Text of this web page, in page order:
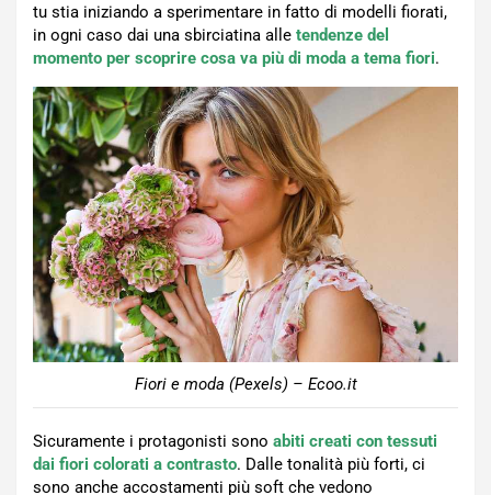
tu stia iniziando a sperimentare in fatto di modelli fiorati,
in ogni caso dai una sbirciatina alle tendenze del
momento per scoprire cosa va più di moda a tema fiori.
Fiori e moda (Pexels) – Ecoo.it
Sicuramente i protagonisti sono abiti creati con tessuti
dai fiori colorati a contrasto. Dalle tonalità più forti, ci
sono anche accostamenti più soft che vedono